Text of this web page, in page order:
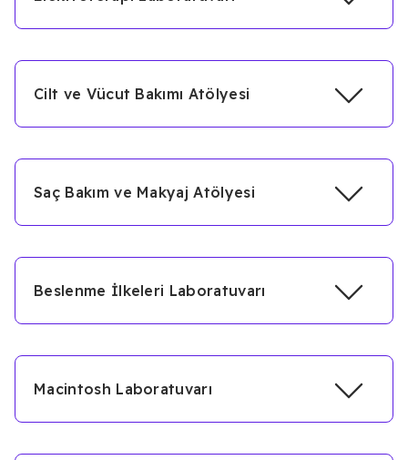
Cilt ve Vücut Bakımı Atölyesi
Saç Bakım ve Makyaj Atölyesi
Beslenme İlkeleri Laboratuvarı
Macintosh Laboratuvarı